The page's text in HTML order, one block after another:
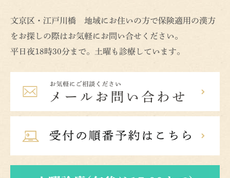
文京区・江戸川橋 地域にお住いの方で保険適用の漢方
をお探しの際はお気軽にお問い合せください。
平日夜18時30分まで。土曜も診療しています。